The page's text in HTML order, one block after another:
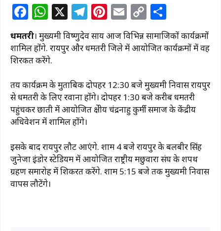
F
a
c
e
o
o
k
W
h
at
s
p
p
X T
el
e
g
m
Pi
n
te
re
E
m
ai
l
C
o
p
y
n
k
h
ar
e
धमतरी। मुख्यमंत्री विष्णुदेव साय आज विभिन्न सामाजिकों कार्यक्रमों
शामिल होंगे. रायपुर और धमतरी जिले में आयोजित कार्यक्रमों में वह
शिरकत करेंगे.
तय कार्यक्रम के मुताबिक दोपहर 12:30 बजे मुख्यमंत्री निवास रायपुर
से धमतरी के लिए रवाना होंगे। दोपहर 1:30 बजे करीब धमतरी
पहुंचकर छाती में आयोजित क्षेत्रीय चंद्रनाहु कुर्मी समाज के केंद्रीय
अधिवेशन में शामिल होंगे।
इसके बाद रायपुर लौट आएंगे. शाम 4 बजे रायपुर के बलबीर सिंह
जुनेजा इंडोर स्टेडियम में आयोजित राष्ट्रीय मछुवारा संघ के शपथ
ग्रहण समारोह में शिकरत करेंगे. शाम 5:15 बजे तक मुख्यमंत्री निवास
वापस लौटेंगे।